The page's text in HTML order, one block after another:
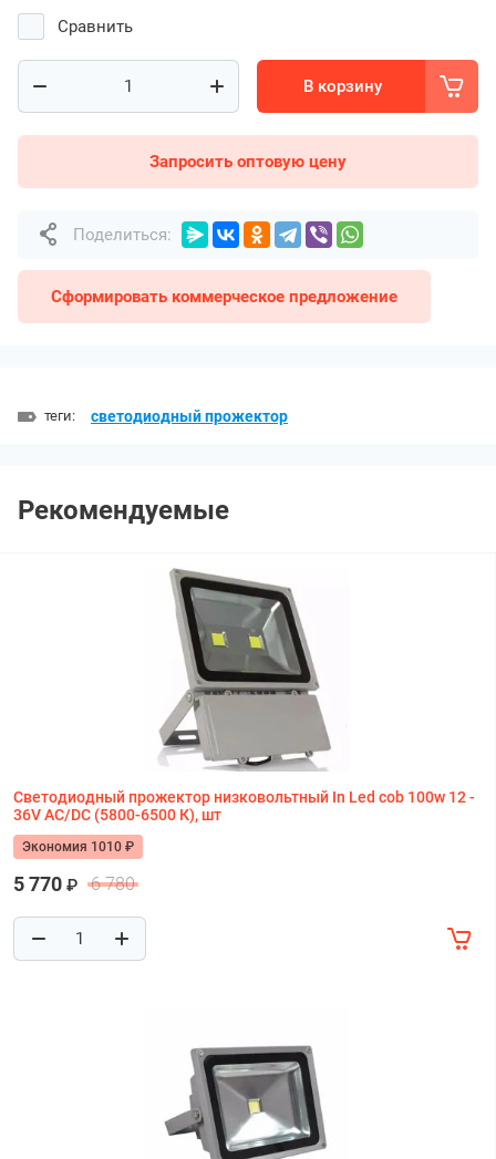
Сравнить
В корзину
Запросить оптовую цену
Поделиться:
Сформировать коммерческое предложение
теги: светодиодный прожектор
Рекомендуемые
Светодиодный прожектор низковольтный In Led cob 100w 12 -
36V AC/DC (5800-6500 К), шт
Экономия 1010 ₽
5 770 ₽ 6 780